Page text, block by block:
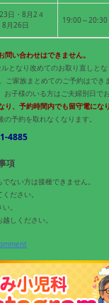
日・8月2４
8月26日
19:00～20:30
い合わせはできません。
となり改めてのお取り直しとな
家族まとめてのご予約はできま
子様のいる方はご夫婦別日でお
、予約時間内でも留守電にな
予約を取れなくなります。
4885
項
ない方は接種できません。
ださい。
。
しください。